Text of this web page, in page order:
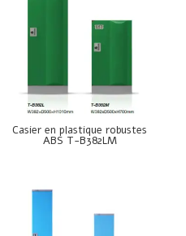
Casier en plastique robustes
ABS T-B382LM